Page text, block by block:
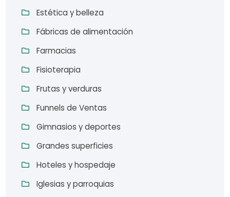
Estética y belleza
Fábricas de alimentación
Farmacias
Fisioterapia
Frutas y verduras
Funnels de Ventas
Gimnasios y deportes
Grandes superficies
Hoteles y hospedaje
Iglesias y parroquias